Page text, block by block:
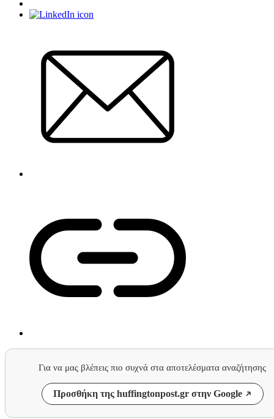
Για να μας βλέπεις πιο συχνά στα αποτελέσματα αναζήτησης
Προσθήκη της huffingtonpost.gr στην Google